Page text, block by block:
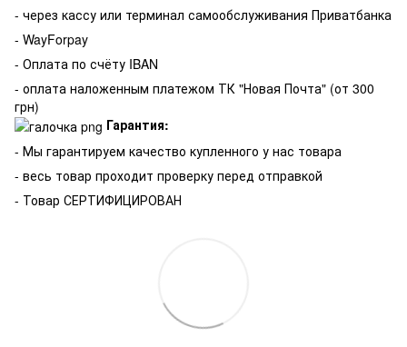
- через кассу или терминал самообслуживания Приватбанка
- WayForpay
- Оплата по счёту IBAN
- оплата наложенным платежом ТК "Новая Почта" (от 300
грн)
Гарантия:
- Мы гарантируем качество купленного у нас товара
- весь товар проходит проверку перед отправкой
- Товар СЕРТИФИЦИРОВАН